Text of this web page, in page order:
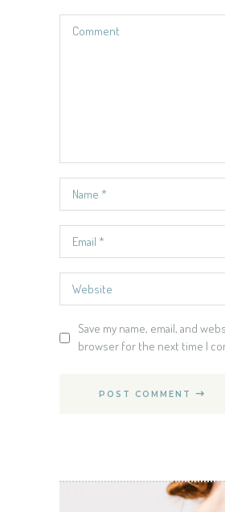
Save my name, email, and
browser for the next time I
POST COMMENT